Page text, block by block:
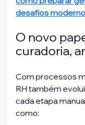
desafios
O novo
curadoria,
Com processos
RH também
cada etapa
como: